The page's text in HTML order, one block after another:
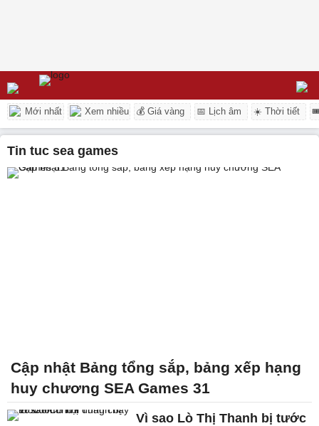
Mới nhất Xem nhiều 💰 Giá vàng 📅 Lịch âm ☀️ Thời tiết
tin tuc sea games
Cập nhật Bảng tổng sắp, bảng xếp hạng
huy chương SEA Games 31
Vì sao Lò Thị Thanh bị tước